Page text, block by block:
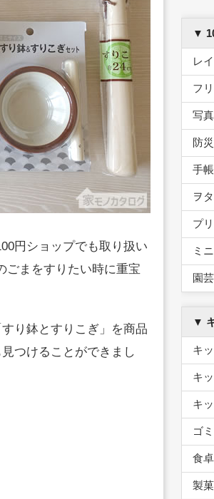
円ショップでも取り扱い
ごまをすりたい時に重宝
り鉢とすりこぎ」を商品
つけることができまし
▼
レ
フ
写
防
手
ヲ
プ
ミ
園
▼
キ
キ
キ
ゴ
食
製